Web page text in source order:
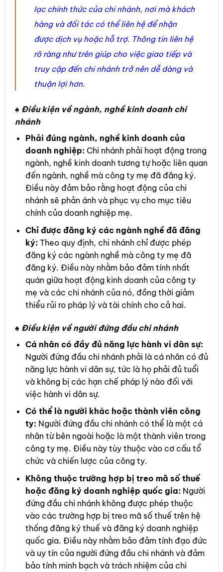
lạc chính thức của chi nhánh, nơi mà khách
hàng và đối tác có thể liên hệ để nhận
được dịch vụ hoặc hỗ trợ. Thông tin liên hệ
rõ ràng như trên giúp cho việc giao tiếp và
truy cập đến chi nhánh trở nên dễ dàng và
thuận lợi hơn.
♠ Điều kiện về ngành, nghề kinh doanh chi
nhánh
Phải đúng ngành, nghề kinh doanh của
doanh nghiệp: Chi nhánh phải hoạt động trong
ngành, nghề kinh doanh tương tự hoặc liên quan
đến ngành, nghề mà công ty mẹ đã đăng ký.
Điều này đảm bảo rằng hoạt động của chi
nhánh sẽ phản ánh và phục vụ cho mục tiêu
chính của doanh nghiệp mẹ.
Chỉ được đăng ký các ngành nghề đã đăng
ký: Theo quy định, chi nhánh chỉ được phép
đăng ký các ngành nghề mà công ty mẹ đã
đăng ký. Điều này nhằm bảo đảm tính nhất
quán giữa hoạt động kinh doanh của công ty
mẹ và các chi nhánh của nó, đồng thời giảm
thiểu rủi ro pháp lý và tài chính cho cả hai.
♠ Điều kiện về người đứng đầu chi nhánh
Cá nhân có đầy đủ năng lực hành vi dân sự:
Người đứng đầu chi nhánh phải là cá nhân có đủ
năng lực hành vi dân sự, tức là họ phải đủ tuổi
và không bị các hạn chế pháp lý nào đối với
việc hành vi dân sự.
Có thể là người khác hoặc thành viên công
ty: Người đứng đầu chi nhánh có thể là một cá
nhân từ bên ngoài hoặc là một thành viên trong
công ty mẹ. Điều này tùy thuộc vào cơ cấu tổ
chức và chiến lược của công ty.
Không thuộc trường hợp bị treo mã số thuế
hoặc đăng ký doanh nghiệp quốc gia: Người
đứng đầu chi nhánh không được phép thuộc
vào các trường hợp bị treo mã số thuế trên hệ
thống đăng ký thuế và đăng ký doanh nghiệp
quốc gia. Điều này nhằm bảo đảm tính đạo đức
và uy tín của người đứng đầu chi nhánh và đảm
bảo tính minh bạch và trách nhiệm của chi